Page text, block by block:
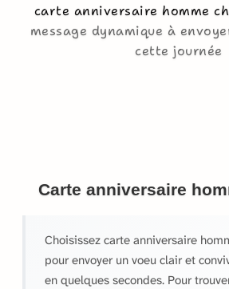
carte anniversaire homme
message dynamique à
cette journée
Carte anniversaire
Choisissez carte anniversaire
pour envoyer un voeu clair et
en quelques secondes. Pour